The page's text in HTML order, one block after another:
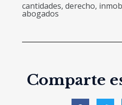
cantidades, derecho,
abogados
Comparte